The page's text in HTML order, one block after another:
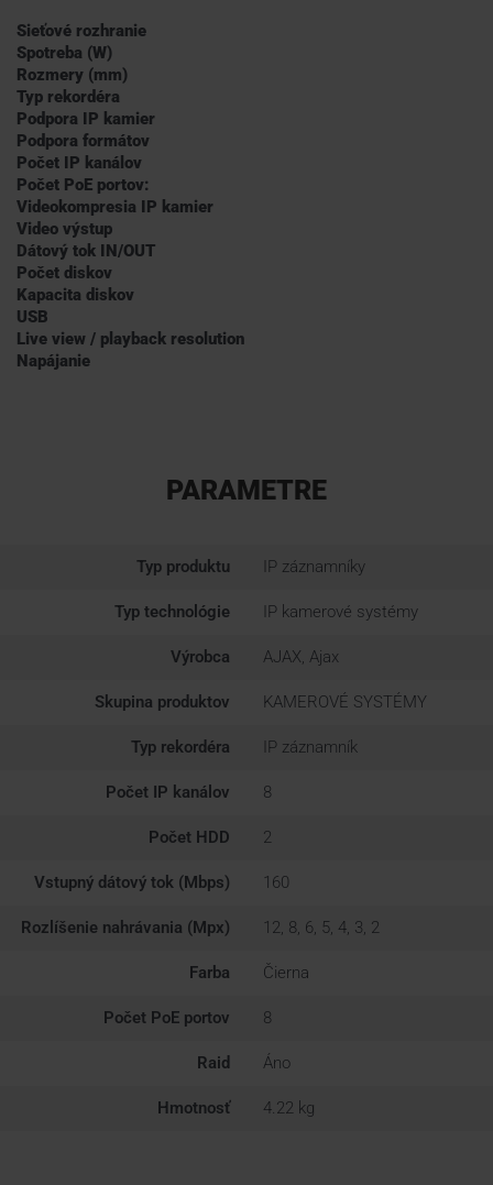
Sieťové rozhranie
Spotreba (W)
Rozmery (mm)
Typ rekordéra
Podpora IP kamier
Podpora formátov
Počet IP kanálov
Počet PoE portov:
Videokompresia IP kamier
Video výstup
Dátový tok IN/OUT
Počet diskov
Kapacita diskov
USB
Live view / playback resolution
Napájanie
PARAMETRE
Typ produktu IP záznamníky
Typ technológie IP kamerové systémy
Výrobca AJAX, Ajax
Skupina produktov KAMEROVÉ SYSTÉMY
Typ rekordéra IP záznamník
Počet IP kanálov 8
Počet HDD 2
Vstupný dátový tok (Mbps) 160
Rozlíšenie nahrávania (Mpx) 12, 8, 6, 5, 4, 3, 2
Farba Čierna
Počet PoE portov 8
Raid Áno
Hmotnosť 4.22 kg